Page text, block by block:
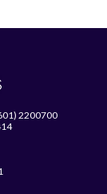
2200700